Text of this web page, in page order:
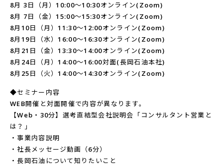
8月 3日（月）10:00～10:30オンライン(Zoom)
8月 7日（金）15:00～15:30オンライン(Zoom)
8月10日（月）11:30～12:00オンライン(Zoom)
8月19日（水）16:00～16:30オンライン(Zoom)
8月21日（金）13:30～14:00オンライン(Zoom)
8月24日（月）14:00～16:00対面(長岡石油本社)
8月25日（火）14:00～14:30オンライン(Zoom)
◆セミナー内容
WEB開催と対面開催で内容が異なります。
【Web・30分】選考直結型会社説明会「コンサルタント営業と
は？」
・事業内容説明
・社長メッセージ動画（6分）
・長岡石油について知りたいこと